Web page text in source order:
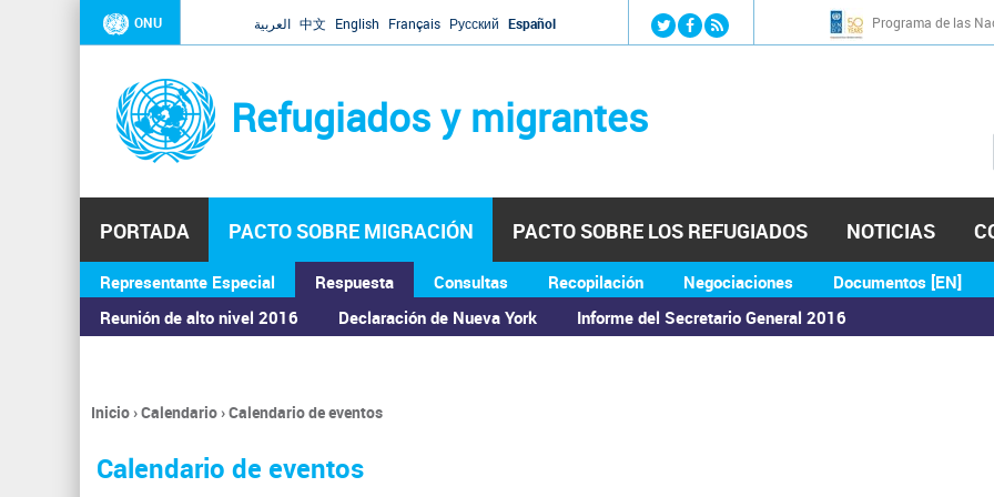
Jump to navigation
ONU العربية 中文 English Français Русский Español Programa de las
Refugiados y migrantes
PORTADA PACTO SOBRE MIGRACIÓN
Representante Especial
Respuesta
Reunión de alto nivel 2016
Declaración de Nueva York Informe del Secretario General 2016
Consultas Recopilación Negociaciones Documentos [EN]
PACTO SOBRE LOS REFUGIADOS NOTICIAS
ASAMBLEA GENERAL
Se
encuentra
usted
Inicio›Calendario›Calendario de eventos
Calendario de eventos